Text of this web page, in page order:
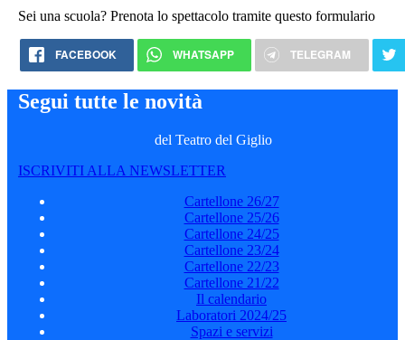
Sei una scuola? Prenota lo spettacolo tramite questo formulario
FACEBOOK WHATSAPP TELEGRAM
Segui tutte le novità
del Teatro del Giglio
ISCRIVITI ALLA NEWSLETTER
Cartellone 26/27
Cartellone 25/26
Cartellone 24/25
Cartellone 23/24
Cartellone 22/23
Cartellone 21/22
Il calendario
Laboratori 2024/25
Spazi e servizi